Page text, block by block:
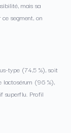
mais sa
segment, on
type (74,5 %), soit
lactosérum (96 %),
superflu. Profil